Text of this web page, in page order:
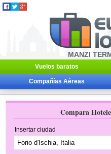
MANZI
Vuelos baratos
Compañías Aéreas
Compara
Insertar ciudad